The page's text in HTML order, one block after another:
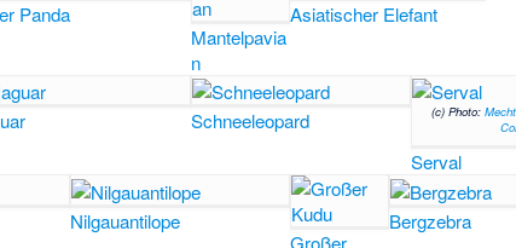
Panda
Mantelpavia
n
Asiatischer Elefant
Schneeleopard (c) Photo:
Serval
Nilgauantilope
Großer
Bergzebra